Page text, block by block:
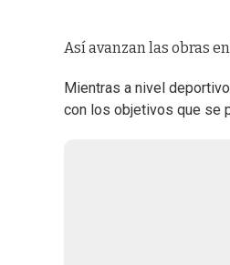
Así avanzan las obras
Mientras a nivel
con los objetivos que se